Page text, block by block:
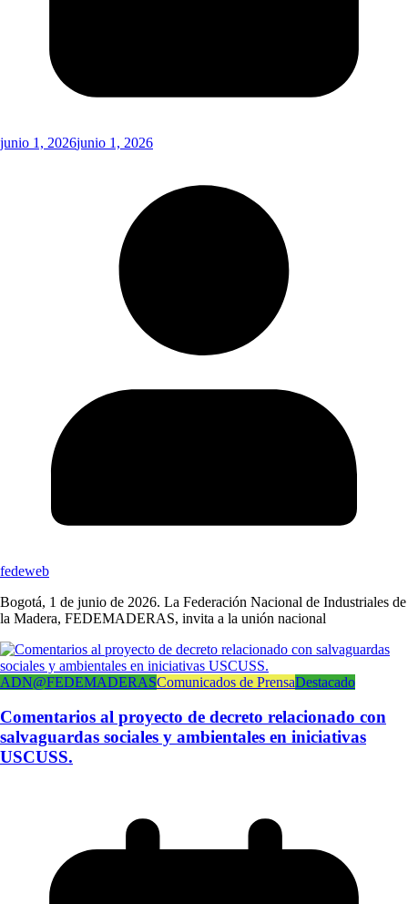
junio 1, 2026junio 1, 2026
fedeweb
Bogotá, 1 de junio de 2026. La Federación Nacional de Industriales de
la Madera, FEDEMADERAS, invita a la unión nacional
ADN@FEDEMADERASComunicados de PrensaDestacado
Comentarios al proyecto de decreto relacionado con
salvaguardas sociales y ambientales en iniciativas
USCUSS.